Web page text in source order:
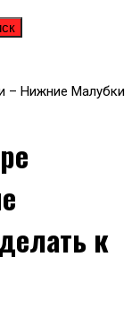
– Нижние Малубки
к